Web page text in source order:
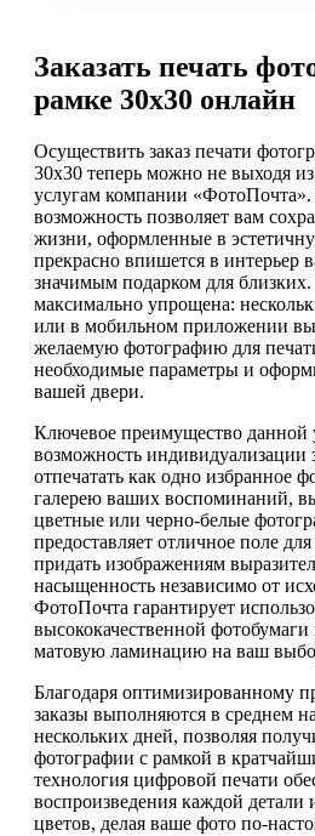
Заказать печать
рамке 30х30 онлайн
Осуществить заказ печати
30х30 теперь можно не выходя
услугам компании «ФотоПочта».
возможность позволяет вам
жизни, оформленные в
прекрасно впишется в интерьер
значимым подарком для близких.
максимально упрощена:
или в мобильном приложении
желаемую фотографию для
необходимые параметры и
вашей двери.
Ключевое преимущество данной
возможность индивидуализации
отпечатать как одно избранное
галерею ваших воспоминаний,
цветные или черно-белые
предоставляет отличное поле
придать изображениям
насыщенность независимо от
ФотоПочта гарантирует
высококачественной
матовую ламинацию на ваш
Благодаря оптимизированному
заказы выполняются в среднем
нескольких дней, позволяя
фотографии с рамкой в
технология цифровой печати
воспроизведения каждой детали
цветов, делая ваше фото по-